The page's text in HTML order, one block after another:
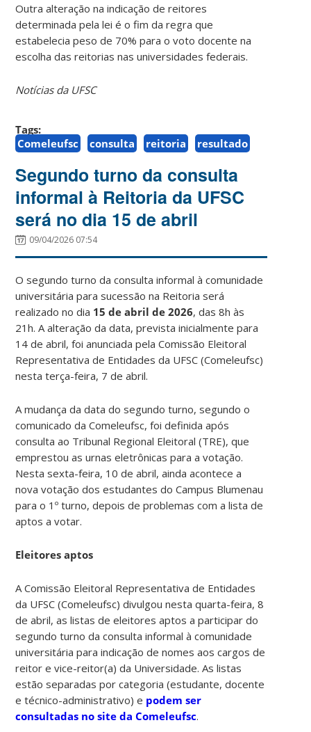
Outra alteração na indicação de reitores
determinada pela lei é o fim da regra que
estabelecia peso de 70% para o voto docente na
escolha das reitorias nas universidades federais.
Notícias da UFSC
Tags:
Comeleufsc
consulta reitoria resultado
Segundo turno da consulta
informal à Reitoria da UFSC
será no dia 15 de abril
09/04/2026 07:54
O segundo turno da consulta informal à comunidade
universitária para sucessão na Reitoria será
realizado no dia 15 de abril de 2026, das 8h às
21h. A alteração da data, prevista inicialmente para
14 de abril, foi anunciada pela Comissão Eleitoral
Representativa de Entidades da UFSC (Comeleufsc)
nesta terça-feira, 7 de abril.
A mudança da data do segundo turno, segundo o
comunicado da Comeleufsc, foi definida após
consulta ao Tribunal Regional Eleitoral (TRE), que
emprestou as urnas eletrônicas para a votação.
Nesta sexta-feira, 10 de abril, ainda acontece a
nova votação dos estudantes do Campus Blumenau
para o 1º turno, depois de problemas com a lista de
aptos a votar.
Eleitores aptos
A Comissão Eleitoral Representativa de Entidades
da UFSC (Comeleufsc) divulgou nesta quarta-feira, 8
de abril, as listas de eleitores aptos a participar do
segundo turno da consulta informal à comunidade
universitária para indicação de nomes aos cargos de
reitor e vice-reitor(a) da Universidade. As listas
estão separadas por categoria (estudante, docente
e técnico-administrativo) e podem ser
consultadas no site da Comeleufsc.